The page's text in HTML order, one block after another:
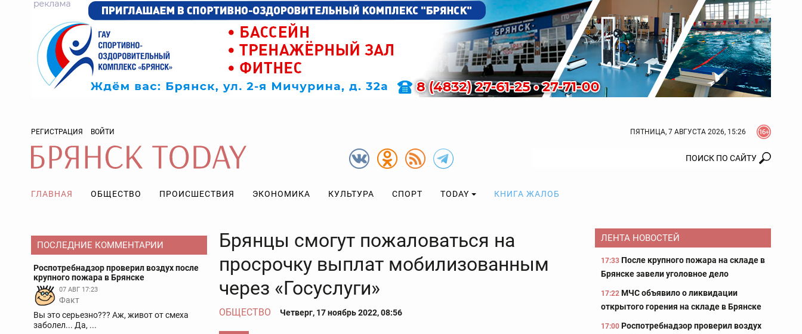
РЕГИСТРАЦИЯ ВОЙТИ ПЯТНИЦА, 7 АВГУСТА 2026, 15:26
ГЛАВНАЯ ОБЩЕСТВО ПРОИСШЕСТВИЯ ЭКОНОМИКА КУЛЬТУРА СПОРТ TODAY КНИГА ЖАЛОБ
ПОСЛЕДНИЕ КОММЕНТАРИИ
Роспотребнадзор проверил воздух после
крупного пожара в Брянске
07 АВГ 17:23
Факт
Вы это серьезно??? Аж, живот от смеха
заболел... Да, ...
Брянцы смогут пожаловаться на
просрочку выплат мобилизованным
через «Госуслуги»
ОБЩЕСТВО Четверг, 17 ноябрь 2022, 08:56
ЛЕНТА НОВОСТЕЙ
17:33 После крупного пожара на складе в
Брянске завели уголовное дело
17:22 МЧС объявило о ликвидации
открытого горения на складе в Брянске
17:00 Роспотребнадзор проверил воздух